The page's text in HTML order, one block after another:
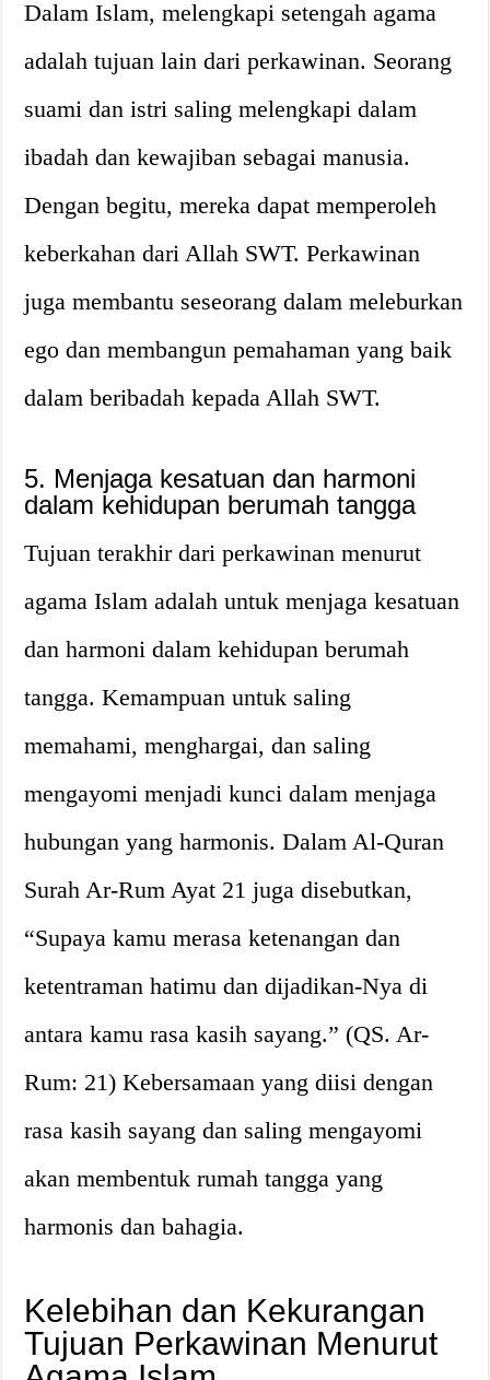
Dalam Islam, melengkapi setengah agama
adalah tujuan lain dari perkawinan. Seorang
suami dan istri saling melengkapi dalam
ibadah dan kewajiban sebagai manusia.
Dengan begitu, mereka dapat memperoleh
keberkahan dari Allah SWT. Perkawinan
juga membantu seseorang dalam meleburkan
ego dan membangun pemahaman yang baik
dalam beribadah kepada Allah SWT.
5. Menjaga kesatuan dan harmoni
dalam kehidupan berumah tangga
Tujuan terakhir dari perkawinan menurut
agama Islam adalah untuk menjaga kesatuan
dan harmoni dalam kehidupan berumah
tangga. Kemampuan untuk saling
memahami, menghargai, dan saling
mengayomi menjadi kunci dalam menjaga
hubungan yang harmonis. Dalam Al-Quran
Surah Ar-Rum Ayat 21 juga disebutkan,
“Supaya kamu merasa ketenangan dan
ketentraman hatimu dan dijadikan-Nya di
antara kamu rasa kasih sayang.” (QS. Ar-
Rum: 21) Kebersamaan yang diisi dengan
rasa kasih sayang dan saling mengayomi
akan membentuk rumah tangga yang
harmonis dan bahagia.
Kelebihan dan Kekurangan
Tujuan Perkawinan Menurut